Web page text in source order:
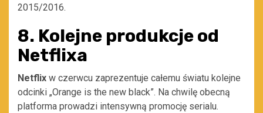
2015/2016.
8. Kolejne produkcje od
Netflixa
Netflix w czerwcu zaprezentuje całemu światu kolejne
odcinki „Orange is the new black”. Na chwilę obecną
platforma prowadzi intensywną promocję serialu.